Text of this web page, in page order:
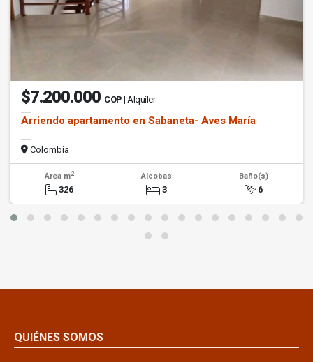
$7.200.000 COP | Alquiler
Arriendo apartamento en Sabaneta- Aves María
Colombia
Área m2
326
Alcobas
3
Baño(s)
6
QUIÉNES SOMOS